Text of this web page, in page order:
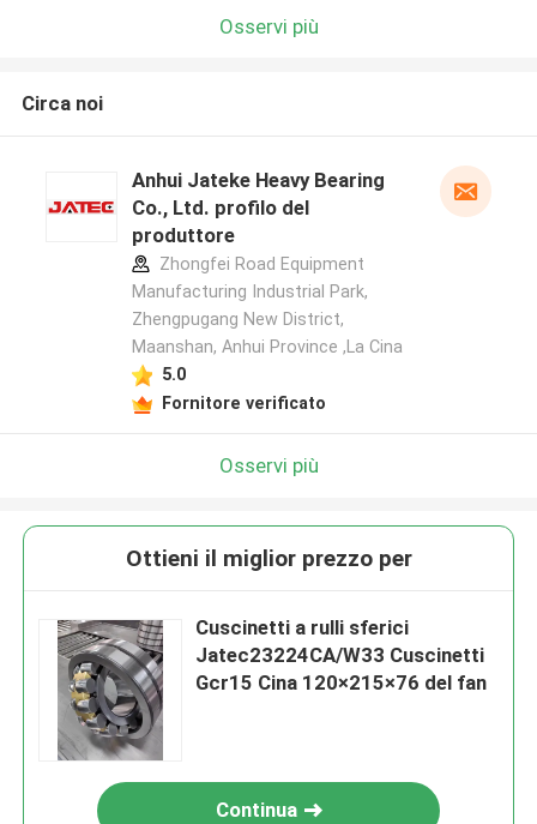
Osservi più
Circa noi
Anhui Jateke Heavy Bearing
Co., Ltd. profilo del
produttore
Zhongfei Road Equipment
Manufacturing Industrial Park,
Zhengpugang New District,
Maanshan, Anhui Province ,La Cina
5.0
Fornitore verificato
Osservi più
Ottieni il miglior prezzo per
Cuscinetti a rulli sferici
Jatec23224CA/W33 Cuscinetti
Gcr15 Cina 120×215×76 del fan
Continua